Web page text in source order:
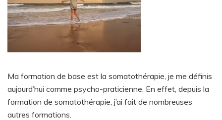
Ma formation de base est la somatothérapie, je me définis
aujourd’hui comme psycho-praticienne. En effet, depuis la
formation de somatothérapie, j’ai fait de nombreuses
autres formations.